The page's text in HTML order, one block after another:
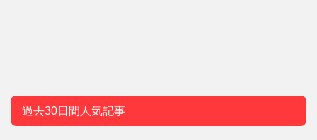
過去30日間人気記事